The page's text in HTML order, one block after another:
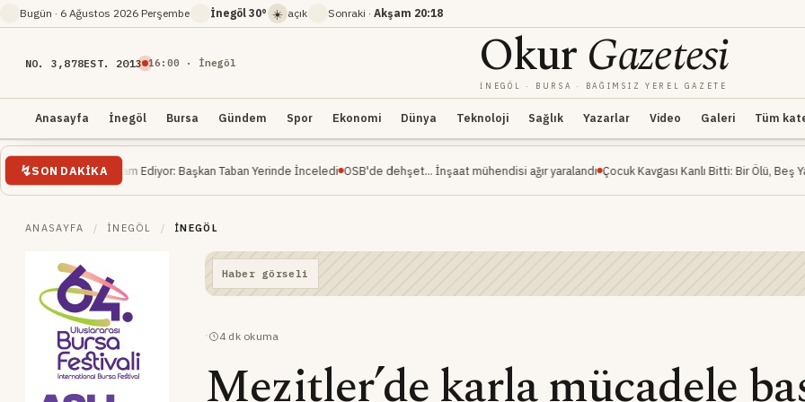
Bugün · 6 Ağustos 2026 Perşembe İnegöl 30° ☀️ açık Sonraki · Akşam 20:18
NO. 3,878EST. 2013 16 :00 · İnegöl OkurGazetesi
İNEGÖL · BURSA · BAĞIMSIZ YEREL GAZETE
Anasayfa İnegöl Bursa Gündem Spor Ekonomi Dünya Teknoloji Sağlık Yazarlar Video Galeri Tüm
SON DAKIKA
Devam Ediyor: Başkan Taban Yerinde İnceledi OSB'de dehşet... İnşaat mühendisi ağır yaralandı Çocuk Kavgası Kanlı Bitti: Bir Ölü, Beş Yaralı İnegöl
ANASAYFA / İNEGÖL / İNEGÖL
· 4 dk okuma
Mezitler’de karla mücadele